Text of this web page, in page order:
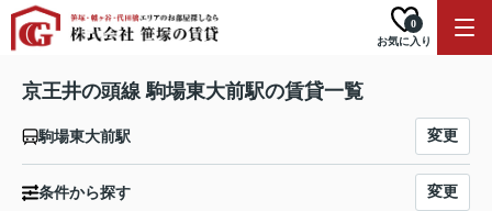
お気に入り
0
京王井の頭線 駒場東大前駅の賃貸一覧
駒場東大前駅 変更
条件から探す 変更